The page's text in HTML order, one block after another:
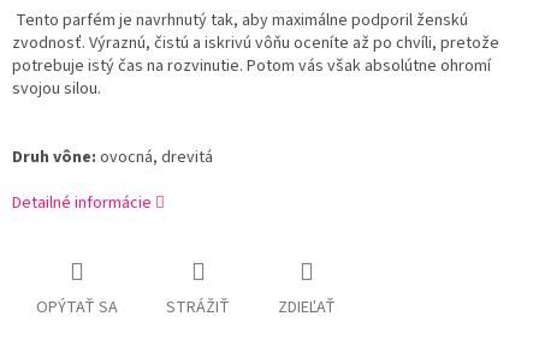
Tento parfém je navrhnutý tak, aby maximálne podporil ženskú
zvodnosť. Výraznú, čistú a iskrivú vôňu oceníte až po chvíli, pretože
potrebuje istý čas na rozvinutie. Potom vás však absolútne ohromí
svojou silou.
Druh vône: ovocná, drevitá
Detailné informácie
OPÝTAŤ SA STRÁŽIŤ ZDIEĽAŤ